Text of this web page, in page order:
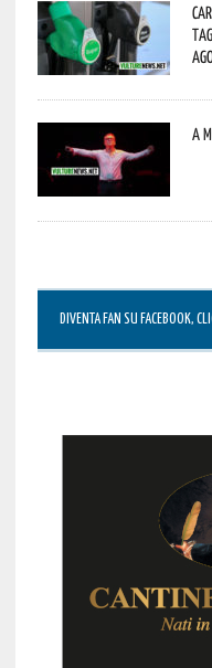
A
DIVENTA FAN SU FACEBOOK,